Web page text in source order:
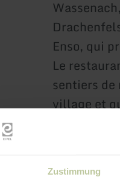
Zustimmung
Enso, qui
Le
sentiers
village et